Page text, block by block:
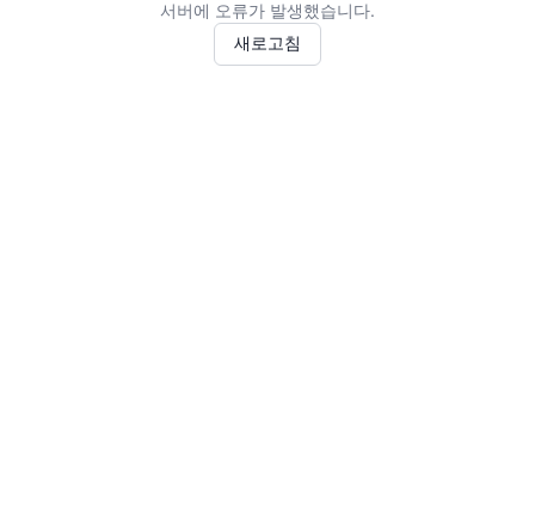
서버에 오류가 발생했습니다.
새로고침